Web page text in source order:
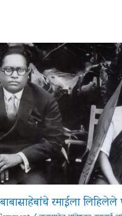
रमाईला लिहिलेले